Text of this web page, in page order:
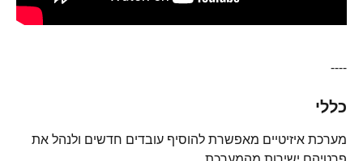
----
כללי
מערכת איזיטיים מאפשרת להוסיף עובדים חדשים ולנהל את